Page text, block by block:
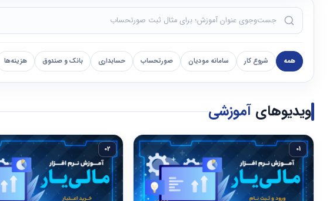
همه شروع کار سامانه مودیان صورتحساب حسابداری بانک و صندوق هزینه‌ها
ویدیوهای آموزشی
01
02